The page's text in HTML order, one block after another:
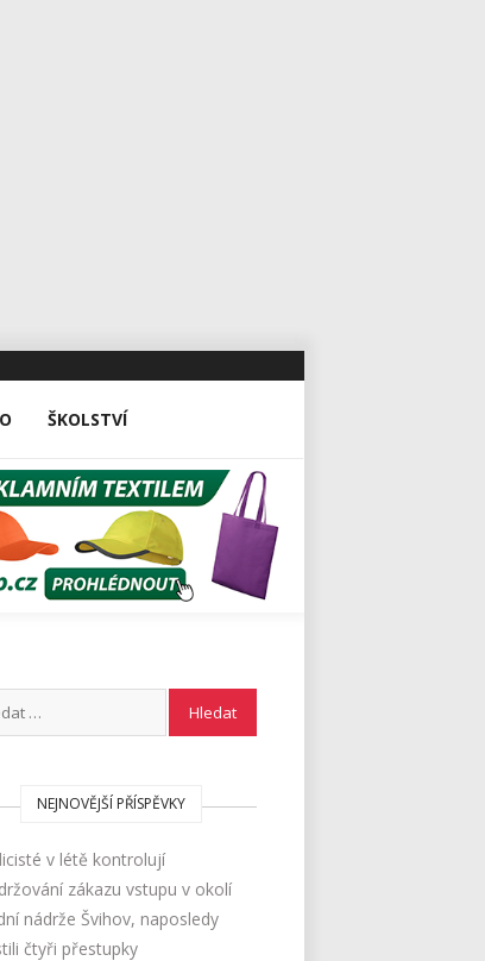
ŠKOLSTVÍ
NEJNOVĚJŠÍ PŘÍSPĚVKY
v létě kontrolují
zákazu vstupu v okolí
nádrže Švihov, naposledy
čtyři přestupky